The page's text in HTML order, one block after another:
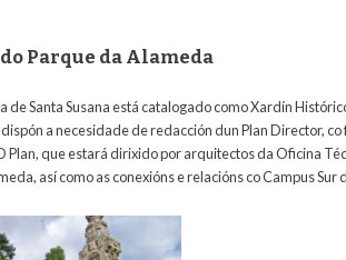
Parque da Alameda
de Santa Susana está catalogado como Xardín
a necesidade de redacción dun Plan Director,
Plan, que estará dirixido por arquitectos da Oficina
así como as conexións e relacións co Campus